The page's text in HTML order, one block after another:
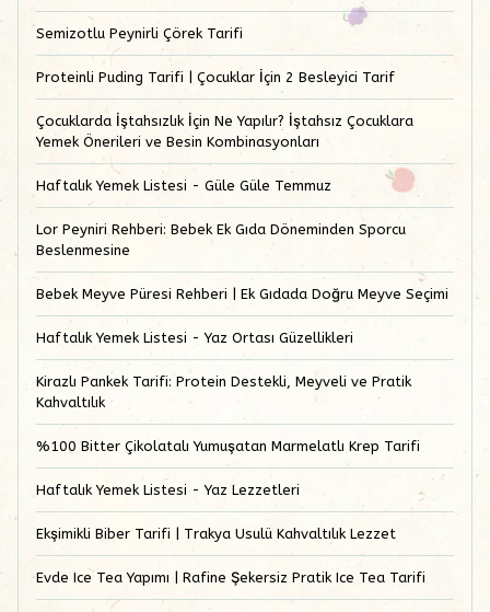
Semizotlu Peynirli Çörek Tarifi
Proteinli Puding Tarifi | Çocuklar İçin 2 Besleyici Tarif
Çocuklarda İştahsızlık İçin Ne Yapılır? İştahsız Çocuklara
Yemek Önerileri ve Besin Kombinasyonları
Haftalık Yemek Listesi - Güle Güle Temmuz
Lor Peyniri Rehberi: Bebek Ek Gıda Döneminden Sporcu
Beslenmesine
Bebek Meyve Püresi Rehberi | Ek Gıdada Doğru Meyve Seçimi
Haftalık Yemek Listesi - Yaz Ortası Güzellikleri
Kirazlı Pankek Tarifi: Protein Destekli, Meyveli ve Pratik
Kahvaltılık
%100 Bitter Çikolatalı Yumuşatan Marmelatlı Krep Tarifi
Haftalık Yemek Listesi - Yaz Lezzetleri
Ekşimikli Biber Tarifi | Trakya Usulü Kahvaltılık Lezzet
Evde Ice Tea Yapımı | Rafine Şekersiz Pratik Ice Tea Tarifi